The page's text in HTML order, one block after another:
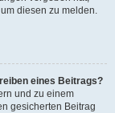
diesen zu melden.
eines Beitrags?
und zu einem
gesicherten Beitrag